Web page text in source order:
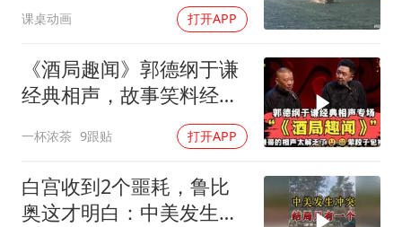
课桌动画 打开APP
《酒局趣闻》郭德纲于谦
经典相声，故事笑料经典
一杯浓茶 9跟贴 打开APP
白宫收到2个噩耗，鲁比
奥这才明白：中美发生冲